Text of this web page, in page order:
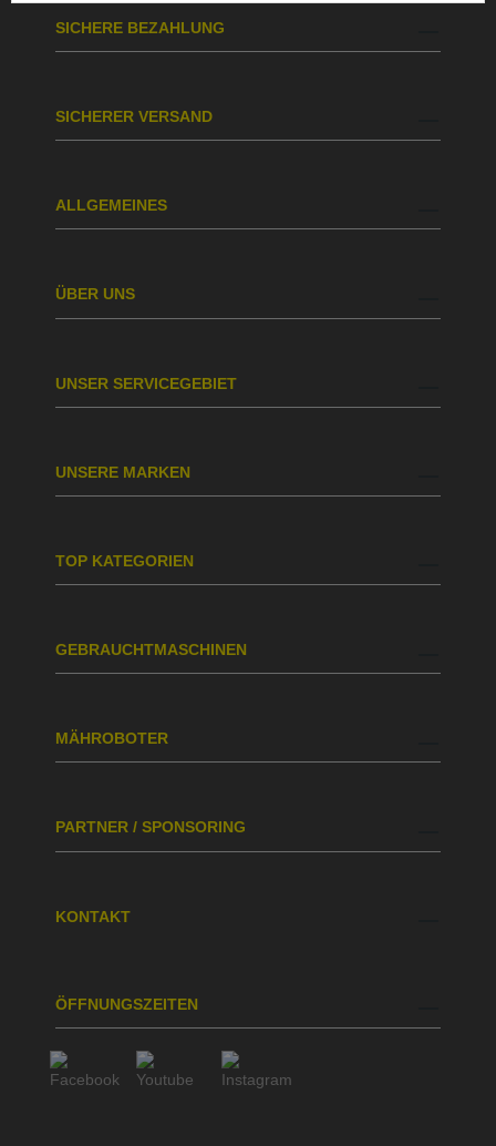
SICHERE BEZAHLUNG
SICHERER VERSAND
ALLGEMEINES
ÜBER UNS
UNSER SERVICEGEBIET
UNSERE MARKEN
TOP KATEGORIEN
GEBRAUCHTMASCHINEN
MÄHROBOTER
PARTNER / SPONSORING
KONTAKT
ÖFFNUNGSZEITEN